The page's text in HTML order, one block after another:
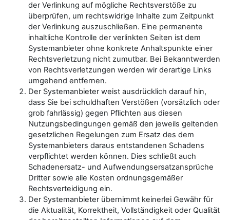
der Verlinkung auf mögliche Rechtsverstöße zu
überprüfen, um rechtswidrige Inhalte zum Zeitpunkt
der Verlinkung auszuschließen. Eine permanente
inhaltliche Kontrolle der verlinkten Seiten ist dem
Systemanbieter ohne konkrete Anhaltspunkte einer
Rechtsverletzung nicht zumutbar. Bei Bekanntwerden
von Rechtsverletzungen werden wir derartige Links
umgehend entfernen.
Der Systemanbieter weist ausdrücklich darauf hin,
dass Sie bei schuldhaften Verstößen (vorsätzlich oder
grob fahrlässig) gegen Pflichten aus diesen
Nutzungsbedingungen gemäß den jeweils geltenden
gesetzlichen Regelungen zum Ersatz des dem
Systemanbieters daraus entstandenen Schadens
verpflichtet werden können. Dies schließt auch
Schadenersatz- und Aufwendungsersatzansprüche
Dritter sowie alle Kosten ordnungsgemäßer
Rechtsverteidigung ein.
Der Systemanbieter übernimmt keinerlei Gewähr für
die Aktualität, Korrektheit, Vollständigkeit oder Qualität